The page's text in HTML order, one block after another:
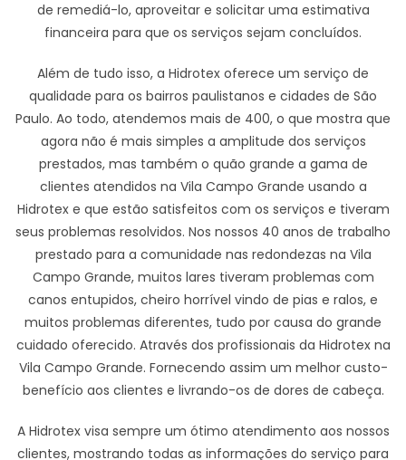
de remediá-lo, aproveitar e solicitar uma estimativa
financeira para que os serviços sejam concluídos.
Além de tudo isso, a Hidrotex oferece um serviço de
qualidade para os bairros paulistanos e cidades de São
Paulo. Ao todo, atendemos mais de 400, o que mostra que
agora não é mais simples a amplitude dos serviços
prestados, mas também o quão grande a gama de
clientes atendidos na Vila Campo Grande usando a
Hidrotex e que estão satisfeitos com os serviços e tiveram
seus problemas resolvidos. Nos nossos 40 anos de trabalho
prestado para a comunidade nas redondezas na Vila
Campo Grande, muitos lares tiveram problemas com
canos entupidos, cheiro horrível vindo de pias e ralos, e
muitos problemas diferentes, tudo por causa do grande
cuidado oferecido. Através dos profissionais da Hidrotex na
Vila Campo Grande. Fornecendo assim um melhor custo-
benefício aos clientes e livrando-os de dores de cabeça.
A Hidrotex visa sempre um ótimo atendimento aos nossos
clientes, mostrando todas as informações do serviço para